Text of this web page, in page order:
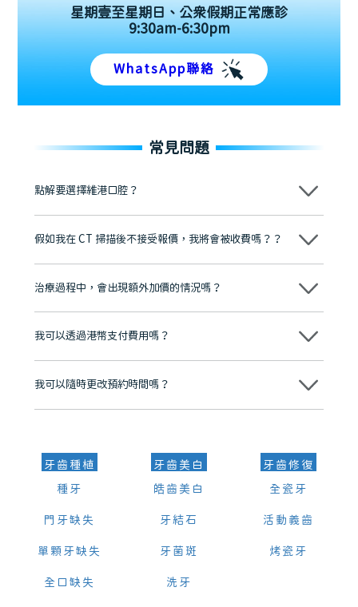
星期壹至星期日、公眾假期正常應診
9:30am-6:30pm
WhatsApp聯絡
常見問題
點解要選擇維港口腔？
維港口腔踐行「醫道濟世」的大學校訓，各分院匯聚來自香港、內地的
牌」、「2025香港企業領袖品牌」，是諾貝爾種植系統全球放心植牙中
至今已服務超過三十個國家和地區的顧客，受到粵港澳大灣區及周邊城
市市民極高的口碑評價及信任推薦 珠海、深圳設有八大分院，香港亦設
有咨詢及服務保障中心，有任何問題都可以隨時預約免費咨詢，讓人十
假如我在 CT 掃描後不接受報價，我將會被收費嗎？？
不會！只要未開始實際服務之前，你不會被收取任何費用。
治療過程中，會出現額外加價的情況嗎？
不會，治療前我們會詳細說明治療方案及對應的價錢，顧客同意並簽字
我可以透過港幣支付費用嗎？
可以。維港口腔會按照當日匯率轉算收取費用，而匯率會及時告知客人
我可以隨時更改預約時間嗎？
可以，請盡早通過wechat或whatsapp聯絡我們，告知我們你原本預約
牙齒種植
種牙
門牙缺失
單顆牙缺失
全口缺失
牙齒美白
皓齒美白
牙結石
牙菌斑
洗牙
牙齒修復
全瓷牙
活動義齒
烤瓷牙